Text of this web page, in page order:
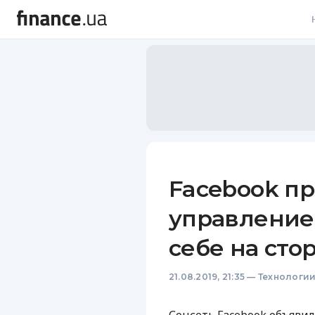
Facebook
себе на
21.08.2019, 21:35 —